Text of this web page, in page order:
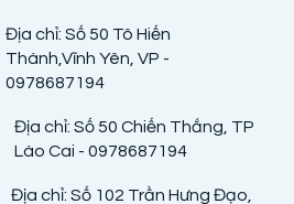
Địa chỉ: Số 50 Tô Hiến
Thành,Vĩnh Yên, VP -
0978687194
Địa chỉ: Số 50 Chiến Thắng, TP
Lào Cai - 0978687194
Địa chỉ: Số 102 Trần Hưng Đạo,